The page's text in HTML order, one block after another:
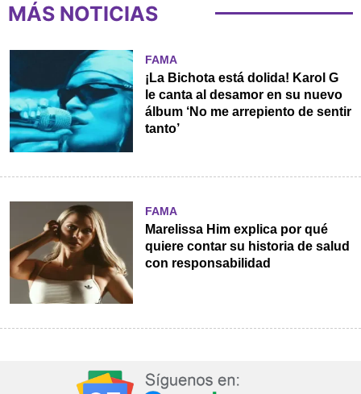
MÁS NOTICIAS
FAMA
¡La Bichota está dolida! Karol G
le canta al desamor en su nuevo
álbum ‘No me arrepiento de sentir
tanto’
FAMA
Marelissa Him explica por qué
quiere contar su historia de salud
con responsabilidad